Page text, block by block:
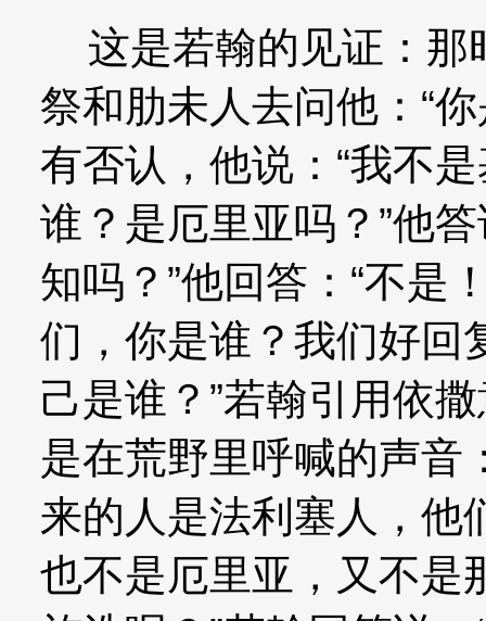
这是若翰的见证：那
祭和肋未人去问他：“
有否认，他说：“我不
谁？是厄里亚吗？”他
知吗？”他回答：“不是
们，你是谁？我们好回
己是谁？”若翰引用依
是在荒野里呼喊的声音
来的人是法利塞人，他
也不是厄里亚，又不是